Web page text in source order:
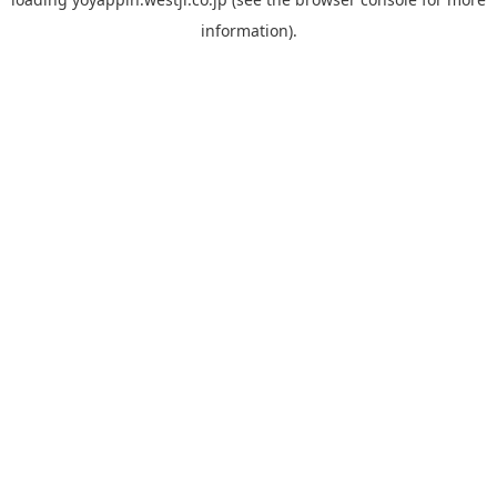
information).